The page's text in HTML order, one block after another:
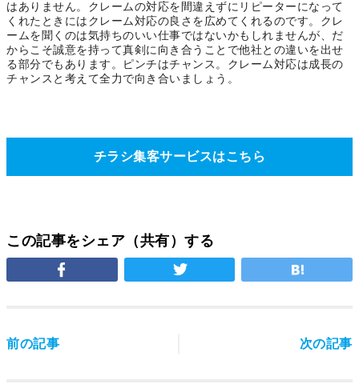
はありません。クレームの対応を間違えずにリピーターになって
くれたときにはクレーム対応の良さを広めてくれるのです。クレ
ームを聞くのは気持ちのいい仕事ではないかもしれませんが、だ
からこそ誠意を持って真剣に向き合うことで他社との違いを出せ
る部分でもあります。ピンチはチャンス。クレーム対応は成長の
チャンスと考えて全力で向き合いましょう。
チラシ集客サービスはこちら
この記事をシェア（共有）する
前の記事 次の記事